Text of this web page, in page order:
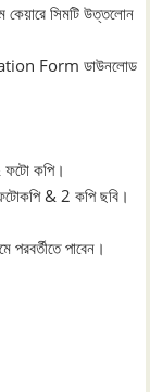
কেয়ারে সিমটি উত্তলোন
Form ডাউনলোড
ফটো কপি।
& 2 কপি ছবি।
পাবেন।